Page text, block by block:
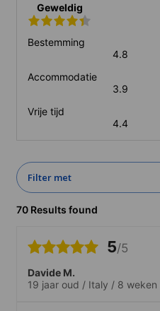
Geweldig
Bestemming
4.8
Accommodatie
3.9
Vrije tijd
4.4
Filter met
70 Results found
5/5
Davide M.
19 jaar oud / Italy / 8 weken